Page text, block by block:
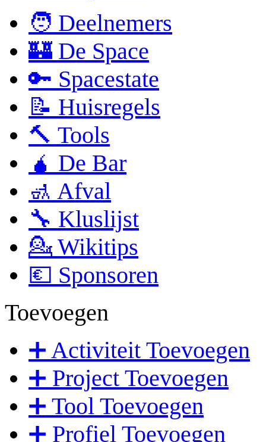
🧑 Deelnemers
🏰 De Space
🔑 Spacestate
📝 Huisregels
🔨 Tools
🧉 De Bar
🚮 Afval
🔧 Kluslijst
💁 Wikitips
💶 Sponsoren
Toevoegen
➕ Activiteit Toevoegen
➕ Project Toevoegen
➕ Tool Toevoegen
➕ Profiel Toevoegen